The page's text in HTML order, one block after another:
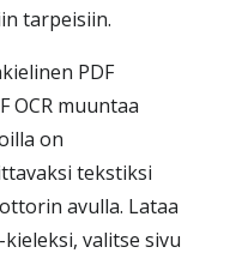
tarpeisiin.
PDF
OCR muuntaa
on
tekstiksi
avulla. Lataa
kieleksi, valitse sivu